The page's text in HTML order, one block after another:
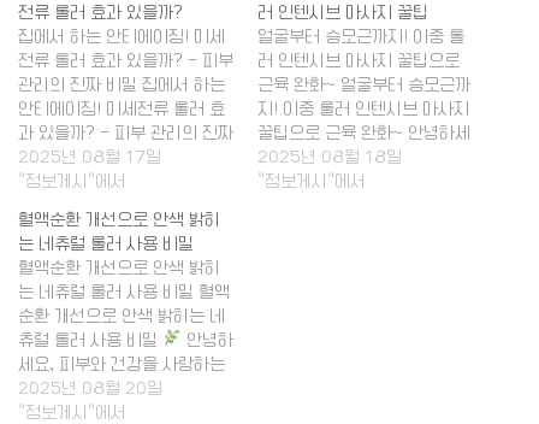
전류 롤러 효과 있을까?
집에서 하는 안티에이징! 미세
전류 롤러 효과 있을까? - 피부
관리의 진짜 비밀 집에서 하는
안티에이징! 미세전류 롤러 효
과 있을까? - 피부 관리의 진짜
비밀
안녕하세요, 피부 고민
을 한방에 해결하고 싶은 여러
사용할 수 있는 미세전류 롤러
의 효과와 진실을 알려드릴게
요~~~ 피부 관리에 관심 많으
신 분들이라면 이번 포스팅…
2025년 08월 17일
"정보게시"에서
러 인텐시브 마사지 꿀팁
얼굴부터 승모근까지! 이중 롤
러 인텐시브 마사지 꿀팁으로
근육 완화~ 얼굴부터 승모근까
지! 이중 롤러 인텐시브 마사지
꿀팁으로 근육 완화~ 안녕하세
요, 여러분! 오늘은 얼굴부터
승모근까지 하나로 쓸 수 있는
2025년 08월 18일
"정보게시"에서
혈액순환 개선으로 안색 밝히
는 네츄럴 롤러 사용 비밀
혈액순환 개선으로 안색 밝히
는 네츄럴 롤러 사용 비밀 혈액
순환 개선으로 안색 밝히는 네
츄럴 롤러 사용 비밀
안녕하
세요, 피부와 건강을 사랑하는
여러분! 오늘은 혈액순환을 개
선해 피부 밝기를 높이는 자연
2025년 08월 20일
"정보게시"에서